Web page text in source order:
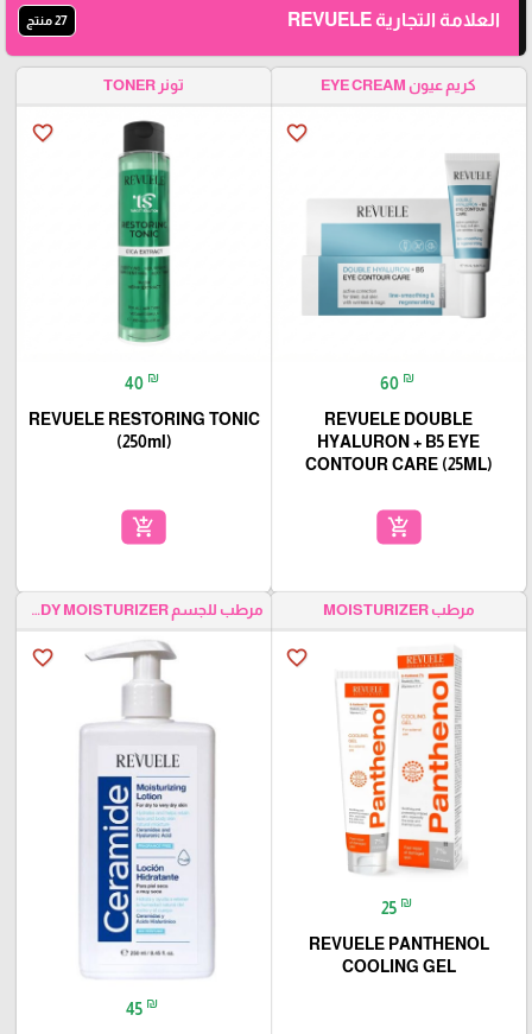
العلامة التجارية REVUELE 27 منتج
كريم عيون EYE CREAM
favorite_border
60 ₪
REVUELE DOUBLE
HYALURON + B5 EYE
CONTOUR CARE (25ML)
add_shopping_cart
تونر TONER
favorite_border
40 ₪
REVUELE RESTORING TONIC
(250ml)
add_shopping_cart
مرطب MOISTURIZER
favorite_border
25 ₪
REVUELE PANTHENOL
COOLING GEL
مرطب للجسم BODY MOISTURIZER
favorite_border
45 ₪